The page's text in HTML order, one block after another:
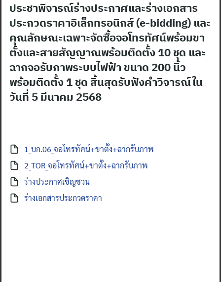
ประชาพิจารณ์ร่างประกาศและร่างเอกสาร
ประกวดราคาอิเล็กทรอนิกส์ (e-bidding) และ
คุณลักษณะเฉพาะจัดซื้อจอโทรทัศน์พร้อมขา
ตั้งและสายสัญญาณพร้อมติดตั้ง 10 ชุด และ
ฉากจอรับภาพระบบไฟฟ้า ขนาด 200 นิ้ว
พร้อมติดตั้ง 1 ชุด สิ้นสุดรับฟังคำวิจารณ์ใน
วันที่ 5 มีนาคม 2568
1_บก.06_จอโทรทัศน์+ขาตั้ง+ฉากรับภาพ
2_TOR_จอโทรทัศน์+ขาตั้ง+ฉากรับภาพ
ร่างประกาศเชิญชวน
ร่างเอกสารประกวดราคา